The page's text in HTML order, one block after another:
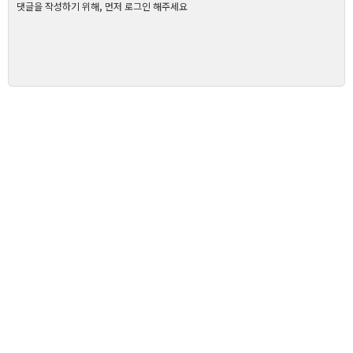
댓글을 작성하기 위해, 먼저 로그인 해주세요